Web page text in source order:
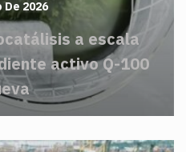
De 2026
a escala
activo Q-100